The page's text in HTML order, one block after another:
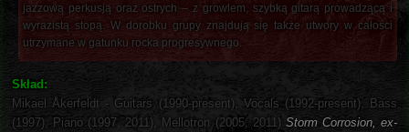
jazzową perkusją oraz ostrych – z growlem, szybką gitarą prowadzącą i
wyrazistą stopą. W dorobku grupy znajdują się także utwory w całości
utrzymane w gatunku rocka progresywnego.
Skład:
Mikael Åkerfeldt - Guitars (1990-present), Vocals (1992-present), Bass
(1997), Piano (1997, 2011), Mellotron (2005, 2011) Storm Corrosion, ex-